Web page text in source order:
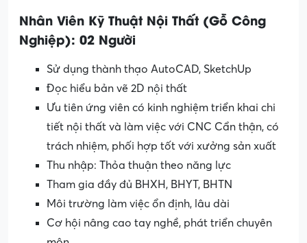
Nhân Viên Kỹ Thuật Nội Thất (Gỗ Công
Nghiệp): 02 Người
Sử dụng thành thạo AutoCAD, SketchUp
Đọc hiểu bản vẽ 2D nội thất
Ưu tiên ứng viên có kinh nghiệm triển khai chi
tiết nội thất và làm việc với CNC Cẩn thận, có
trách nhiệm, phối hợp tốt với xưởng sản xuất
Thu nhập: Thỏa thuận theo năng lực
Tham gia đầy đủ BHXH, BHYT, BHTN
Môi trường làm việc ổn định, lâu dài
Cơ hội nâng cao tay nghề, phát triển chuyên